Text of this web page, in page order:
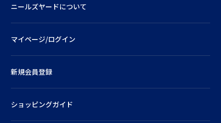
ニールズヤードについて
マイページ/ログイン
新規会員登録
ショッピングガイド